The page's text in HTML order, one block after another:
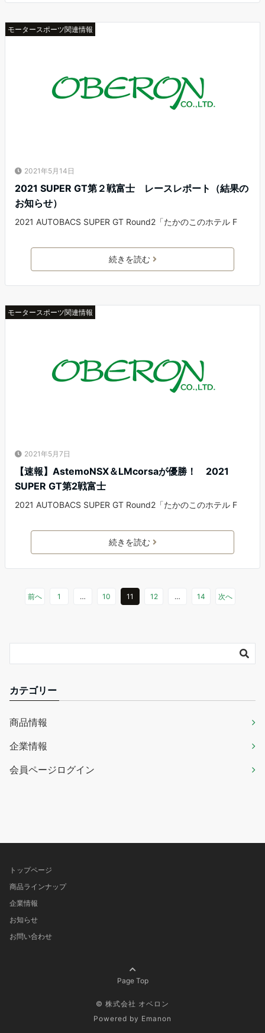
モータースポーツ関連情報
2021年5月14日
2021 SUPER GT第２戦富士 レースレポート（結果の
お知らせ）
2021 AUTOBACS SUPER GT Round2「たかのこのホテル F
続きを読む
モータースポーツ関連情報
2021年5月7日
【速報】AstemoNSX＆LMcorsaが優勝！ 2021
SUPER GT第2戦富士
2021 AUTOBACS SUPER GT Round2「たかのこのホテル F
続きを読む
前へ 1 … 10 11 12 … 14 次へ
カテゴリー
商品情報
企業情報
会員ページログイン
トップページ
商品ラインナップ
企業情報
お知らせ
お問い合わせ
Page Top
© 株式会社 オベロン
Powered by Emanon